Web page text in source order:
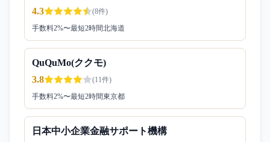
4.3
(8件)
手数料2%〜最短2時間北海道
QuQuMo(ククモ)
3.8
(11件)
手数料2%〜最短2時間東京都
日本中小企業金融サポート機構